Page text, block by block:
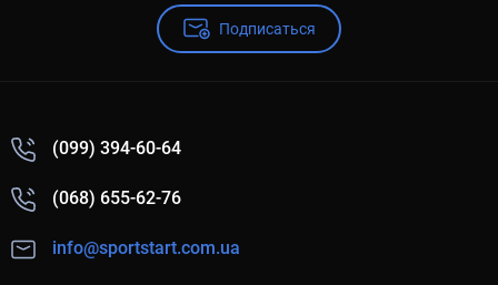
Подписаться
(099) 394-60-64
(068) 655-62-76
info@sportstart.com.ua